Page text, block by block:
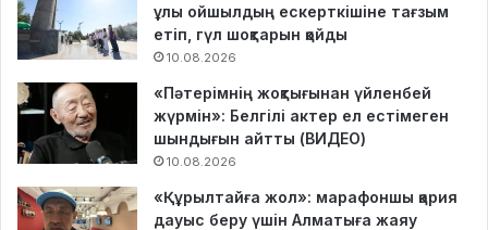
ұлы ойшылдың ескерткішіне тағзым
етіп, гүл шоқтарын қойды
10.08.2026
«Пәтерімнің жоқтығынан үйленбей
жүрмін»: Белгілі актер ел естімеген
шындығын айтты (ВИДЕО)
10.08.2026
«Құрылтайға жол»: марафоншы қария
дауыс беру үшін Алматыға жаяу